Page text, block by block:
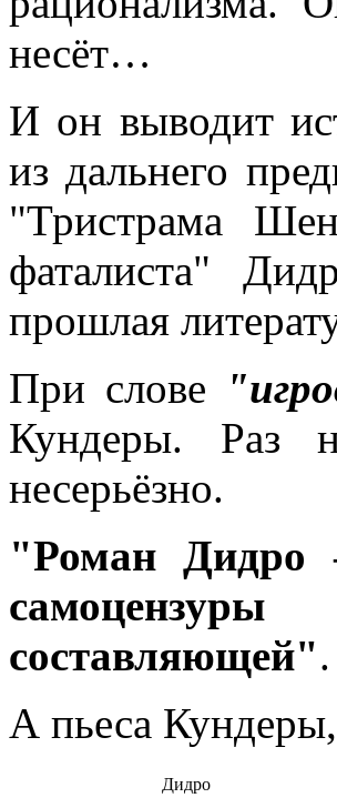
несёт…
И он выводит
из дальнего
"Тристрама
фаталиста"
прошлая
При слове
Кундеры. Раз
несерьёзно.
"Роман Дидро
составляющей".
А пьеса
Дидро